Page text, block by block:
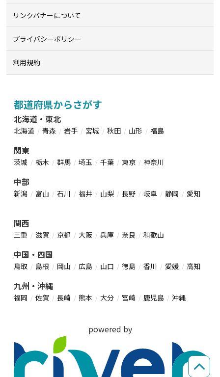
リンクバナーについて
プライバシーポリシー
利用規約
都道府県からさがす
北海道・東北
北海道 青森 岩手 宮城 秋田 山形 福島
関東
茨城 栃木 群馬 埼玉 千葉 東京 神奈川
中部
新潟 富山 石川 福井 山梨 長野 岐阜 静岡 愛知
関西
三重 滋賀 京都 大阪 兵庫 奈良 和歌山
中国・四国
鳥取 島根 岡山 広島 山口 徳島 香川 愛媛 高知
九州・沖縄
福岡 佐賀 長崎 熊本 大分 宮崎 鹿児島 沖縄
powered by